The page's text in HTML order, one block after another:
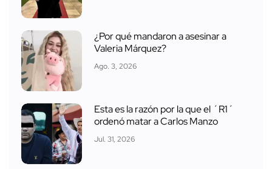
¿Por qué mandaron a asesinar a
Valeria Márquez?
Ago. 3, 2026
Esta es la razón por la que el ´R1´
ordenó matar a Carlos Manzo
Jul. 31, 2026